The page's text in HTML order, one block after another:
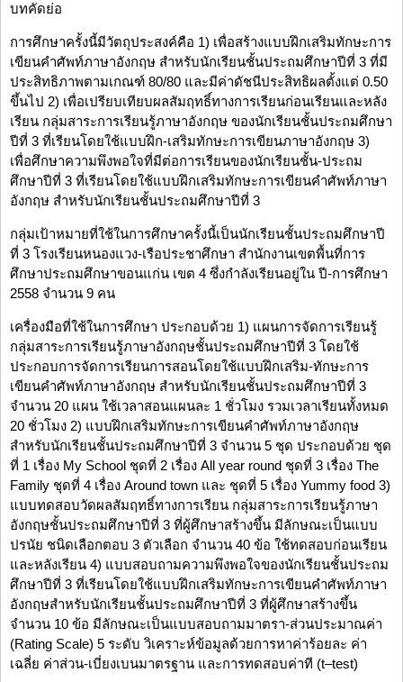
บทคัดย่อ
การศึกษาครั้งนี้มีวัตถุประสงค์คือ 1) เพื่อสร้างแบบฝึกเสริมทักษะการ
เขียนคำศัพท์ภาษาอังกฤษ สำหรับนักเรียนชั้นประถมศึกษาปีที่ 3 ที่มี
ประสิทธิภาพตามเกณฑ์ 80/80 และมีค่าดัชนีประสิทธิผลตั้งแต่ 0.50
ขึ้นไป 2) เพื่อเปรียบเทียบผลสัมฤทธิ์ทางการเรียนก่อนเรียนและหลัง
เรียน กลุ่มสาระการเรียนรู้ภาษาอังกฤษ ของนักเรียนชั้นประถมศึกษา
ปีที่ 3 ที่เรียนโดยใช้แบบฝึก-เสริมทักษะการเขียนภาษาอังกฤษ 3)
เพื่อศึกษาความพึงพอใจที่มีต่อการเรียนของนักเรียนชั้น-ประถม
ศึกษาปีที่ 3 ที่เรียนโดยใช้แบบฝึกเสริมทักษะการเขียนคำศัพท์ภาษา
อังกฤษ สำหรับนักเรียนชั้นประถมศึกษาปีที่ 3
กลุ่มเป้าหมายที่ใช้ในการศึกษาครั้งนี้เป็นนักเรียนชั้นประถมศึกษาปี
ที่ 3 โรงเรียนหนองแวง-เรือประชาศึกษา สำนักงานเขตพื้นที่การ
ศึกษาประถมศึกษาขอนแก่น เขต 4 ซึ่งกำลังเรียนอยู่ใน ปี-การศึกษา
2558 จำนวน 9 คน
เครื่องมือที่ใช้ในการศึกษา ประกอบด้วย 1) แผนการจัดการเรียนรู้
กลุ่มสาระการเรียนรู้ภาษาอังกฤษชั้นประถมศึกษาปีที่ 3 โดยใช้
ประกอบการจัดการเรียนการสอนโดยใช้แบบฝึกเสริม-ทักษะการ
เขียนคำศัพท์ภาษาอังกฤษ สำหรับนักเรียนชั้นประถมศึกษาปีที่ 3
จำนวน 20 แผน ใช้เวลาสอนแผนละ 1 ชั่วโมง รวมเวลาเรียนทั้งหมด
20 ชั่วโมง 2) แบบฝึกเสริมทักษะการเขียนคำศัพท์ภาษาอังกฤษ
สำหรับนักเรียนชั้นประถมศึกษาปีที่ 3 จำนวน 5 ชุด ประกอบด้วย ชุด
ที่ 1 เรื่อง My School ชุดที่ 2 เรื่อง All year round ชุดที่ 3 เรื่อง The
Family ชุดที่ 4 เรื่อง Around town และ ชุดที่ 5 เรื่อง Yummy food 3)
แบบทดสอบวัดผลสัมฤทธิ์ทางการเรียน กลุ่มสาระการเรียนรู้ภาษา
อังกฤษชั้นประถมศึกษาปีที่ 3 ที่ผู้ศึกษาสร้างขึ้น มีลักษณะเป็นแบบ
ปรนัย ชนิดเลือกตอบ 3 ตัวเลือก จำนวน 40 ข้อ ใช้ทดสอบก่อนเรียน
และหลังเรียน 4) แบบสอบถามความพึงพอใจของนักเรียนชั้นประถม
ศึกษาปีที่ 3 ที่เรียนโดยใช้แบบฝึกเสริมทักษะการเขียนคำศัพท์ภาษา
อังกฤษสำหรับนักเรียนชั้นประถมศึกษาปีที่ 3 ที่ผู้ศึกษาสร้างขึ้น
จำนวน 10 ข้อ มีลักษณะเป็นแบบสอบถามมาตรา-ส่วนประมาณค่า
(Rating Scale) 5 ระดับ วิเคราะห์ข้อมูลด้วยการหาค่าร้อยละ ค่า
เฉลี่ย ค่าส่วน-เบี่ยงเบนมาตรฐาน และการทดสอบค่าที (t–test)